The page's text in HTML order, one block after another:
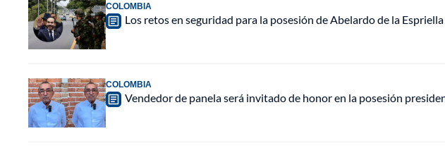
COLOMBIA
Los retos en seguridad para la posesión de Abelardo de la
COLOMBIA
Vendedor de panela será invitado de honor en la posesión